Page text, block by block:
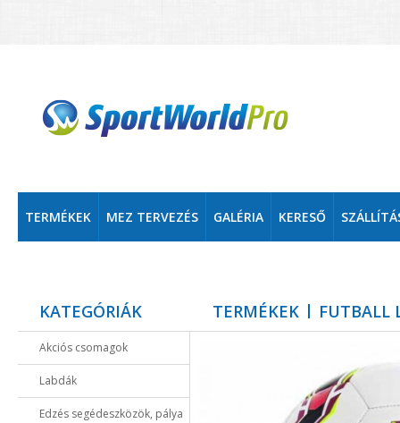
TERMÉKEK MEZ TERVEZÉS GALÉRIA KERESŐ
KATEGÓRIÁK TERMÉKEK FUTBALL
Akciós csomagok
Labdák
Edzés segédeszközök, pálya